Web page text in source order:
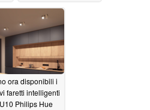
ora disponibili i
faretti intelligenti
Philips Hue